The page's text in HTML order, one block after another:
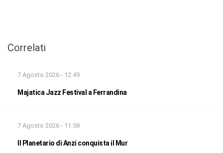
Correlati
7 Agosto 2026 - 12:49
Majatica Jazz Festival a Ferrandina
7 Agosto 2026 - 11:58
Il Planetario di Anzi conquista il Mur